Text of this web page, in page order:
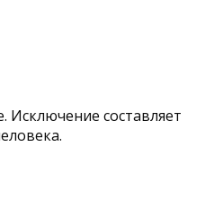
Исключение составляет